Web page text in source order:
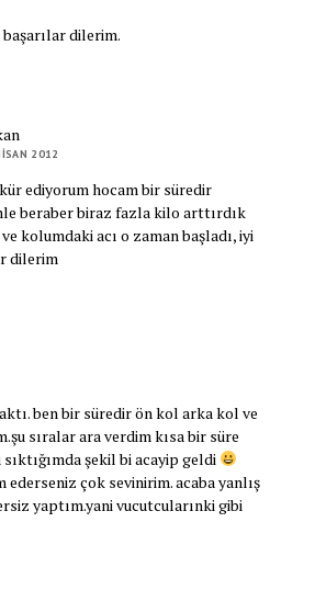
dilerim.
2012
ediyorum hocam bir süredir
beraber biraz fazla kilo arttırdık
kolumdaki acı o zaman başladı, iyi
dilerim
ben bir süredir ön kol arka kol ve
sıralar ara verdim kısa bir süre
şekil bi acayip geldi
ederseniz çok sevinirim. acaba yanlış
yaptım.yani vucutcularınki gibi